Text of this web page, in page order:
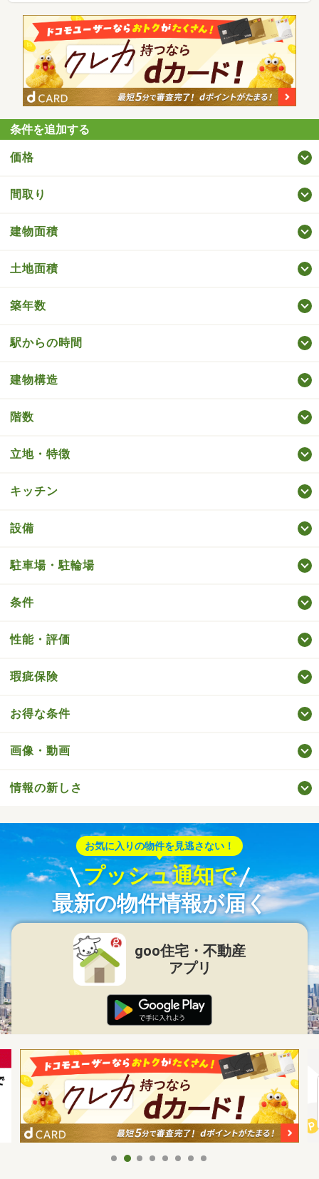
条件を追加する
価格
間取り
建物面積
土地面積
築年数
駅からの時間
建物構造
階数
立地・特徴
キッチン
設備
駐車場・駐輪場
条件
性能・評価
瑕疵保険
お得な条件
画像・動画
情報の新しさ
お気に入りの物件を見逃さない！
プッシュ通知で
最新の物件情報が届く
goo住宅・不動産
アプリ